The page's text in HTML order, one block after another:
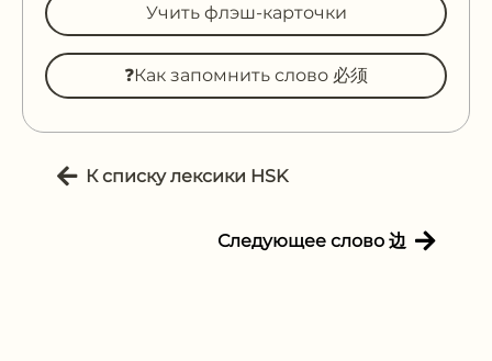
Учить флэш-карточки
❓Как запомнить слово 必须
К списку лексики HSK
Следующее слово 边